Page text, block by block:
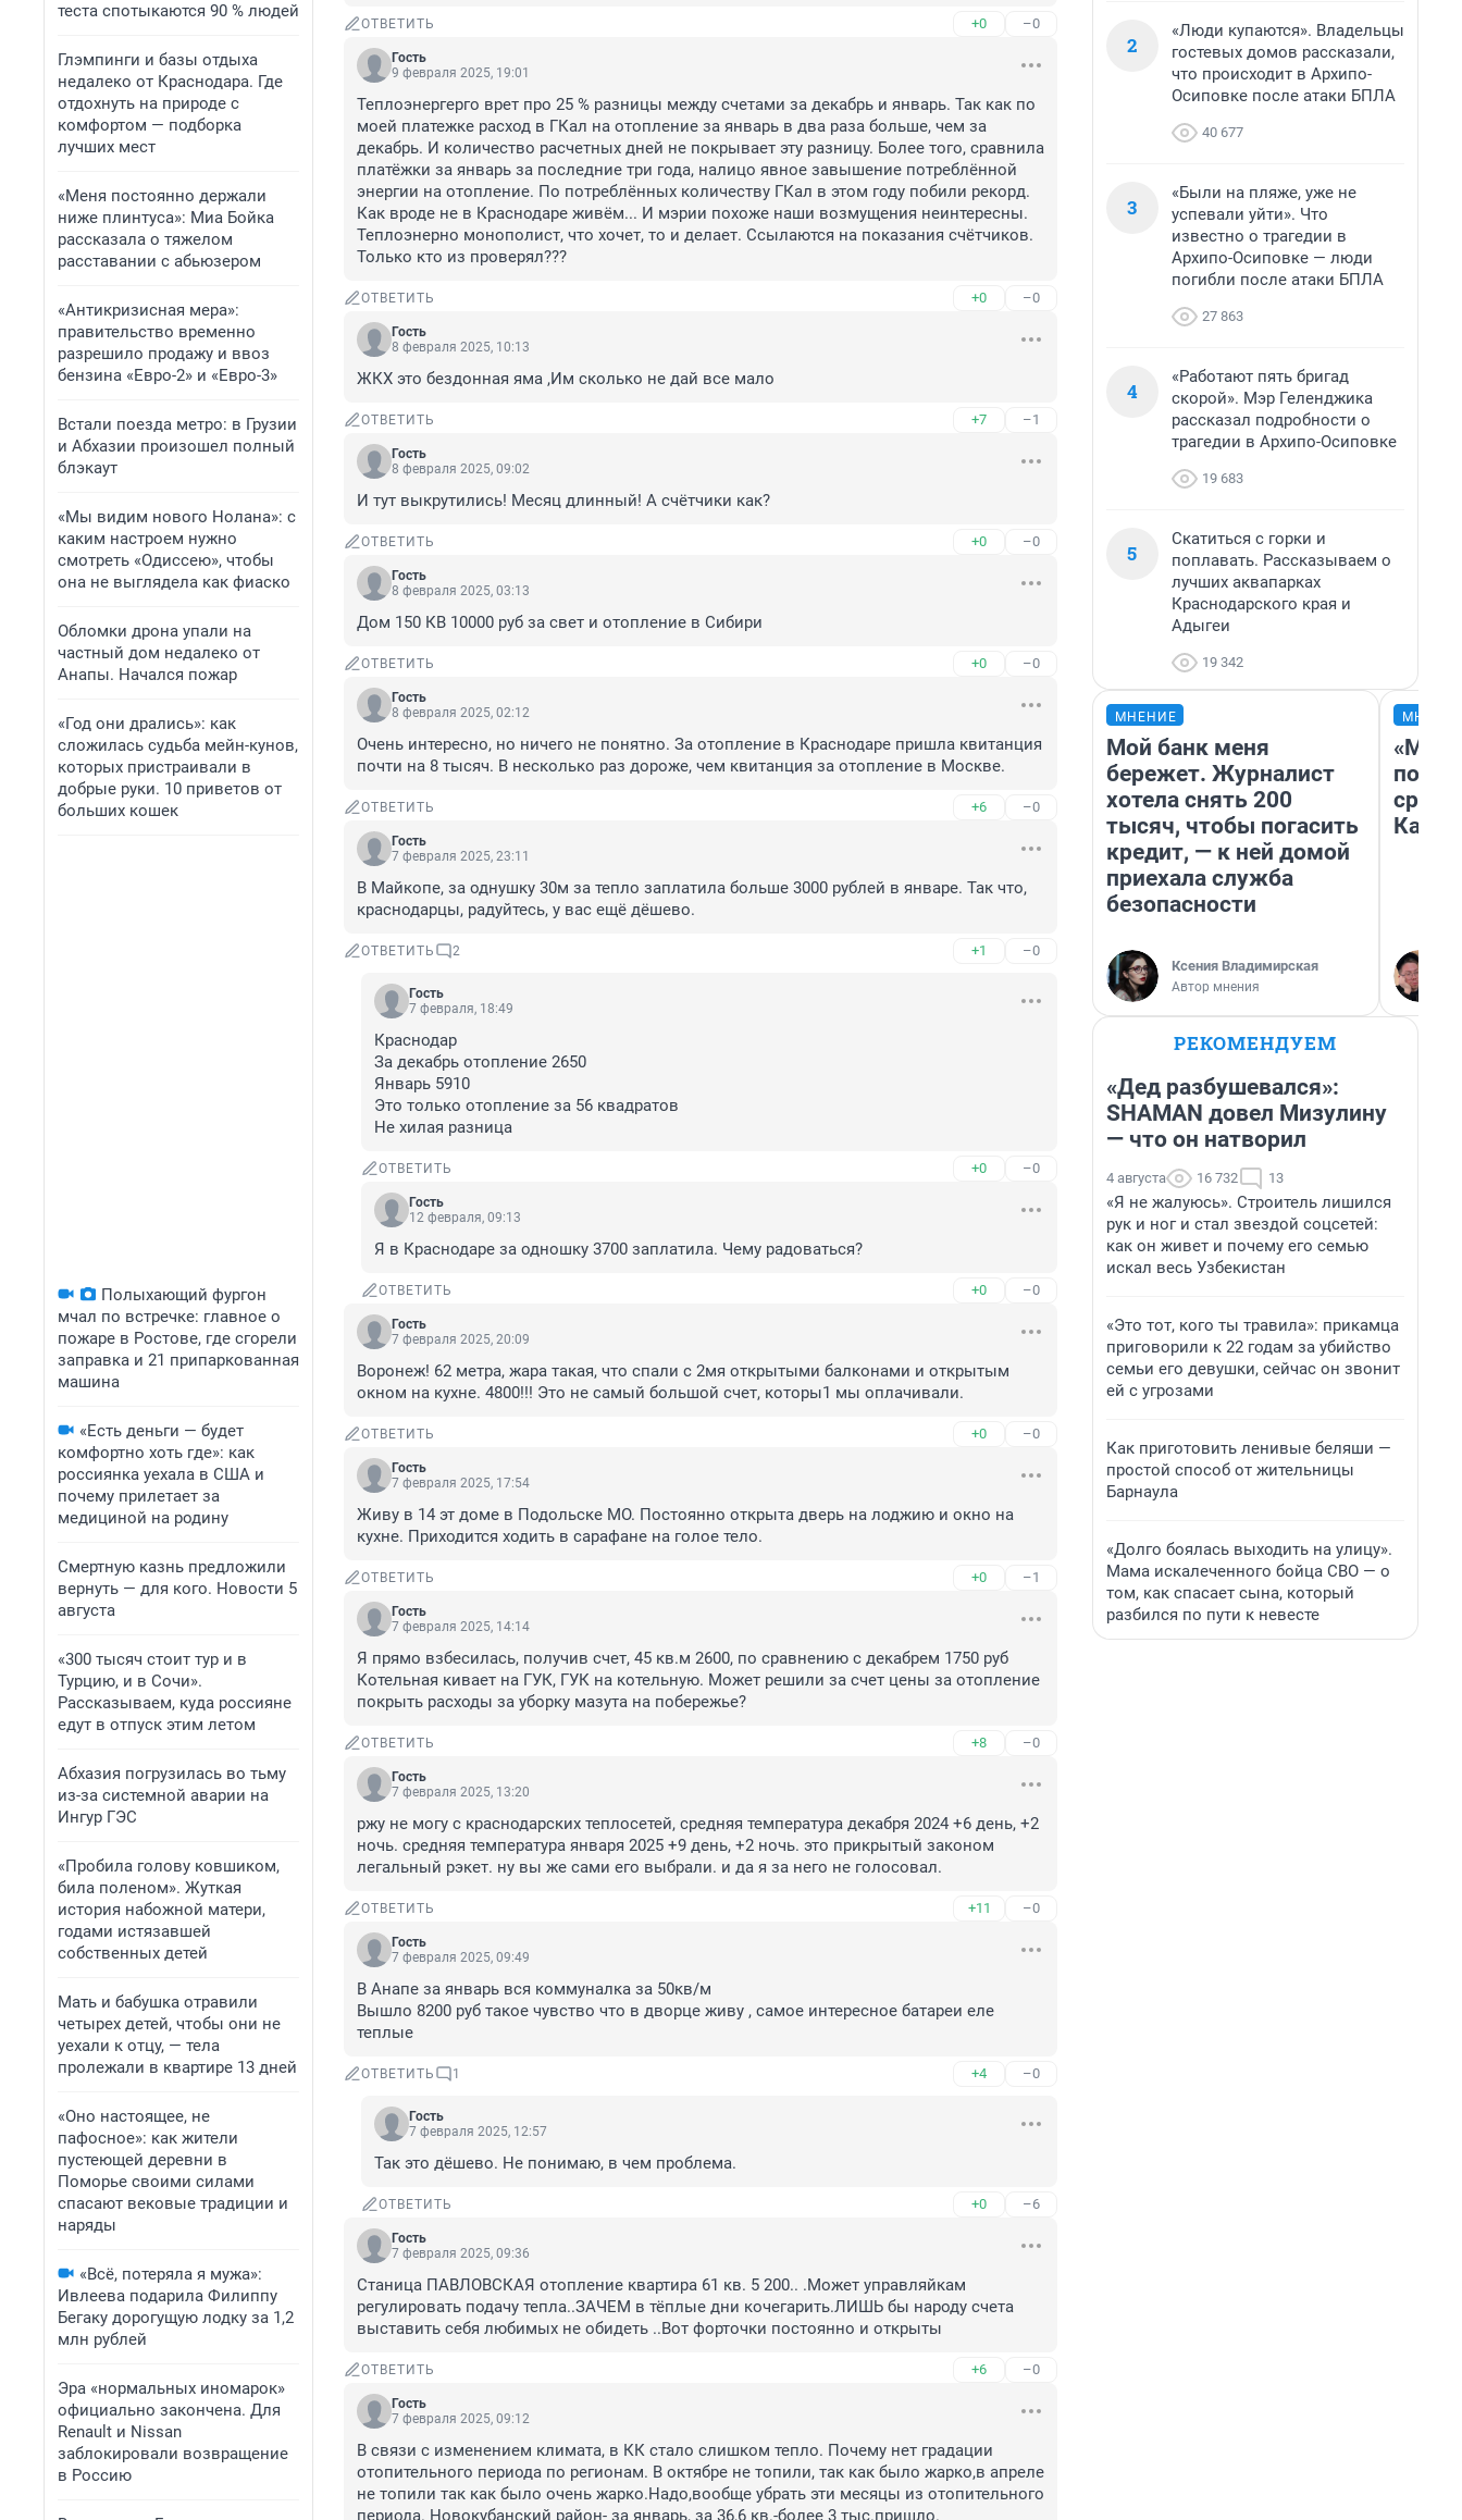
теста спотыкаются 90 % людей
Глэмпинги и базы отдыха
недалеко от Краснодара. Где
отдохнуть на природе с
комфортом — подборка
лучших мест
«Меня постоянно держали
ниже плинтуса»: Миа Бойка
рассказала о тяжелом
расставании с абьюзером
«Антикризисная мера»:
правительство временно
разрешило продажу и ввоз
бензина «Евро-2» и «Евро-3»
Встали поезда метро: в Грузии
и Абхазии произошел полный
блэкаут
«Мы видим нового Нолана»: с
каким настроем нужно
смотреть «Одиссею», чтобы
она не выглядела как фиаско
Обломки дрона упали на
частный дом недалеко от
Анапы. Начался пожар
«Год они дрались»: как
сложилась судьба мейн-кунов,
которых пристраивали в
добрые руки. 10 приветов от
больших кошек
Полыхающий фургон
мчал по встречке: главное о
пожаре в Ростове, где сгорели
заправка и 21 припаркованная
машина
«Есть деньги — будет
комфортно хоть где»: как
россиянка уехала в США и
почему прилетает за
медициной на родину
Смертную казнь предложили
вернуть — для кого. Новости 5
августа
«300 тысяч стоит тур и в
Турцию, и в Сочи».
Рассказываем, куда россияне
едут в отпуск этим летом
Абхазия погрузилась во тьму
из-за системной аварии на
Ингур ГЭС
«Пробила голову ковшиком,
била поленом». Жуткая
история набожной матери,
годами истязавшей
собственных детей
Мать и бабушка отравили
четырех детей, чтобы они не
уехали к отцу, — тела
пролежали в квартире 13 дней
«Оно настоящее, не
пафосное»: как жители
пустеющей деревни в
Поморье своими силами
спасают вековые традиции и
наряды
«Всё, потеряла я мужа»:
Ивлеева подарила Филиппу
Бегаку дорогущую лодку за 1,2
млн рублей
Эра «нормальных иномарок»
официально закончена. Для
Renault и Nissan
заблокировали возвращение
в Россию
ОТВЕТИТЬ +0 –0
Гость
9 февраля 2025, 19:01
Теплоэнергерго врет про 25 % разницы между счетами за декабрь и январь. Так как по
моей платежке расход в ГКал на отопление за январь в два раза больше, чем за
декабрь. И количество расчетных дней не покрывает эту разницу. Более того, сравнила
платёжки за январь за последние три года, налицо явное завышение потреблённой
энергии на отопление. По потреблённых количеству ГКал в этом году побили рекорд.
Как вроде не в Краснодаре живём... И мэрии похоже наши возмущения неинтересны.
Теплоэнерно монополист, что хочет, то и делает. Ссылаются на показания счётчиков.
Только кто из проверял???
ОТВЕТИТЬ +0 –0
Гость
8 февраля 2025, 10:13
ЖКХ это бездонная яма ,Им сколько не дай все мало
ОТВЕТИТЬ +7 –1
Гость
8 февраля 2025, 09:02
И тут выкрутились! Месяц длинный! А счётчики как?
ОТВЕТИТЬ +0 –0
Гость
8 февраля 2025, 03:13
Дом 150 КВ 10000 руб за свет и отопление в Сибири
ОТВЕТИТЬ +0 –0
Гость
8 февраля 2025, 02:12
Очень интересно, но ничего не понятно. За отопление в Краснодаре пришла квитанция
почти на 8 тысяч. В несколько раз дороже, чем квитанция за отопление в Москве.
ОТВЕТИТЬ +6 –0
Гость
7 февраля 2025, 23:11
В Майкопе, за однушку 30м за тепло заплатила больше 3000 рублей в январе. Так что,
краснодарцы, радуйтесь, у вас ещё дёшево.
ОТВЕТИТЬ 2 +1 –0
Гость
7 февраля, 18:49
Краснодар
За декабрь отопление 2650
Январь 5910
Это только отопление за 56 квадратов
Не хилая разница
ОТВЕТИТЬ +0 –0
Гость
12 февраля, 09:13
Я в Краснодаре за одношку 3700 заплатила. Чему радоваться?
ОТВЕТИТЬ +0 –0
Гость
7 февраля 2025, 20:09
Воронеж! 62 метра, жара такая, что спали с 2мя открытыми балконами и открытым
окном на кухне. 4800!!! Это не самый большой счет, которы1 мы оплачивали.
ОТВЕТИТЬ +0 –0
Гость
7 февраля 2025, 17:54
Живу в 14 эт доме в Подольске МО. Постоянно открыта дверь на лоджию и окно на
кухне. Приходится ходить в сарафане на голое тело.
ОТВЕТИТЬ +0 –1
Гость
7 февраля 2025, 14:14
Я прямо взбесилась, получив счет, 45 кв.м 2600, по сравнению с декабрем 1750 руб
Котельная кивает на ГУК, ГУК на котельную. Может решили за счет цены за отопление
покрыть расходы за уборку мазута на побережье?
ОТВЕТИТЬ +8 –0
Гость
7 февраля 2025, 13:20
ржу не могу с краснодарских теплосетей, средняя температура декабря 2024 +6 день, +2
ночь. средняя температура января 2025 +9 день, +2 ночь. это прикрытый законом
легальный рэкет. ну вы же сами его выбрали. и да я за него не голосовал.
ОТВЕТИТЬ +11 –0
Гость
7 февраля 2025, 09:49
В Анапе за январь вся коммуналка за 50кв/м
Вышло 8200 руб такое чувство что в дворце живу , самое интересное батареи еле
теплые
ОТВЕТИТЬ 1 +4 –0
Гость
7 февраля 2025, 12:57
Так это дёшево. Не понимаю, в чем проблема.
ОТВЕТИТЬ +0 –6
Гость
7 февраля 2025, 09:36
Станица ПАВЛОВСКАЯ отопление квартира 61 кв. 5 200.. .Может управляйкам
регулировать подачу тепла..ЗАЧЕМ в тёплые дни кочегарить.ЛИШЬ бы народу счета
выставить себя любимых не обидеть ..Вот форточки постоянно и открыты
ОТВЕТИТЬ +6 –0
Гость
7 февраля 2025, 09:12
В связи с изменением климата, в КК стало слишком тепло. Почему нет градации
отопительного периода по регионам. В октябре не топили, так как было жарко,в апреле
не топили так как было очень жарко.Надо,вообще убрать эти месяцы из отопительного
периода. Новокубанский район- за январь, за 36,6 кв.-более 3 тыс.пришло.
2
«Люди купаются». Владельцы
гостевых домов рассказали,
что происходит в Архипо-
Осиповке после атаки БПЛА
40 677
3
«Были на пляже, уже не
успевали уйти». Что
известно о трагедии в
Архипо-Осиповке — люди
погибли после атаки БПЛА
27 863
4
«Работают пять бригад
скорой». Мэр Геленджика
рассказал подробности о
трагедии в Архипо-Осиповке
19 683
5
Скатиться с горки и
поплавать. Рассказываем о
лучших аквапарках
Краснодарского края и
Адыгеи
19 342
МНЕНИЕ
Мой банк меня
бережет. Журналист
хотела снять 200
тысяч, чтобы погасить
кредит, — к ней домой
приехала служба
безопасности
Ксения Владимирская
Автор мнения
РЕКОМЕНДУЕМ
«Дед разбушевался»:
SHAMAN довел Мизулину
— что он натворил
4 августа 16 732 13
«Я не жалуюсь». Строитель лишился
рук и ног и стал звездой соцсетей:
как он живет и почему его семью
искал весь Узбекистан
«Это тот, кого ты травила»: прикамца
приговорили к 22 годам за убийство
семьи его девушки, сейчас он звонит
ей с угрозами
Как приготовить ленивые беляши —
простой способ от жительницы
Барнаула
«Долго боялась выходить на улицу».
Мама искалеченного бойца СВО — о
том, как спасает сына, который
разбился по пути к невесте